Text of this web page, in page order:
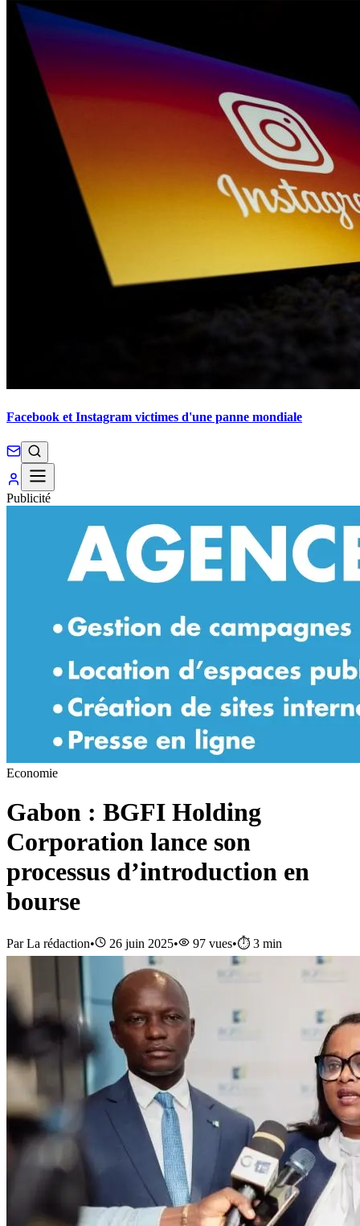
Facebook et Instagram victimes d'une panne mondiale
Publicité
Economie
Gabon : BGFI Holding
Corporation lance son
processus d’introduction en
bourse
ParLa rédaction• 26 juin 2025• 97 vues•⏱️ 3 min